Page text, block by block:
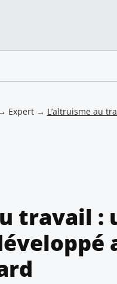
Expert→ L’altruisme au
travail :